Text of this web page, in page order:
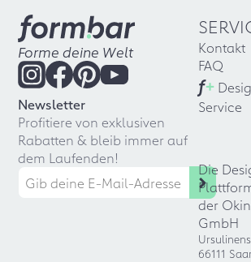
Forme deine Welt
Newsletter
Profitiere von exklusiven
Rabatten & bleib immer auf
dem Laufenden!
Kontakt
FAQ
f+
Service
Die
der
GmbH
66111